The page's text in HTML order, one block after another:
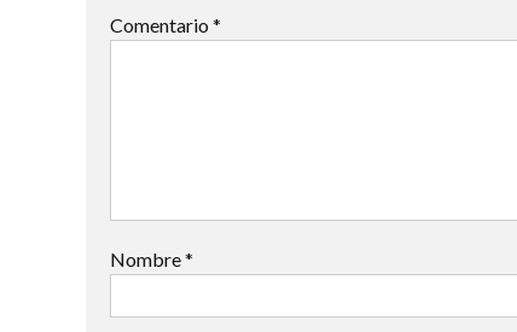
Comentario *
Nombre*